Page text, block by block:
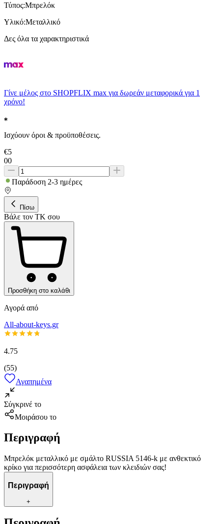
Τύπος:Μπρελόκ
Υλικό:Μεταλλικό
Δες όλα τα χαρακτηριστικά
Γίνε μέλος στο SHOPFLIX max για δωρεάν μεταφορικά για 1
χρόνο!
Ισχύουν όροι & προϋποθέσεις.
€5
00
Παράδοση 2-3 ημέρες
Πίσω
Βάλε τον ΤΚ σου
Προσθήκη στο καλάθι
Αγορά από
All-about-keys.gr
4.75
(55)
Αγαπημένα
Σύγκρινέ το
Μοιράσου το
Περιγραφή
Μπρελόκ μεταλλικό με σμάλτο RUSSIA 5146-k με ανθεκτικό
κρίκο για περισσότερη ασφάλεια των κλειδιών σας!
Περιγραφή
+